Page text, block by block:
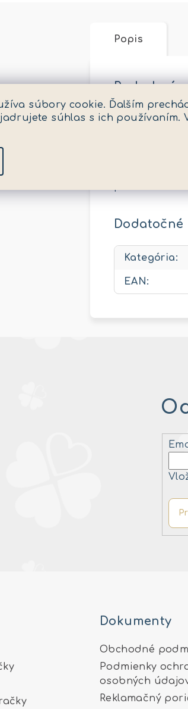
súbory cookie. Ďalším
súhlas s ich používaním.
Popis
Podrobný
Skladanie
Dôkladne
blahodárne
zvukmi,
Kategória:
EAN:
Dokumenty
Obchodné
Podmienky
osobných
Reklamačný